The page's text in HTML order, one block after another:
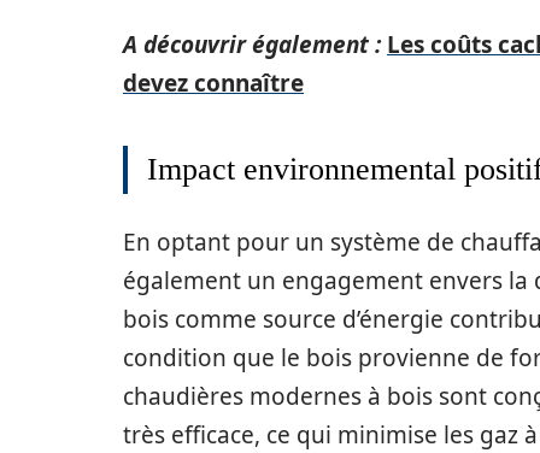
A découvrir également : Les coûts
devez connaître
Impact environnemental
En optant pour un système de
également un engagement envers
bois comme source d’énergie
condition que le bois provienne de
chaudières modernes à bois sont
très efficace, ce qui minimise les gaz